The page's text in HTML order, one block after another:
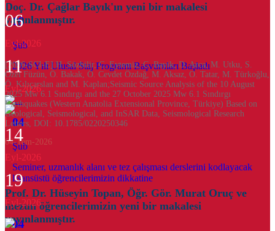
19
Şub
2026 Yılı Ulusal Staj Programı Başvuruları Başladı
04
Şub
Seminer, uzmanlık alanı ve tez çalışması derslerini kodlayacak
lisansüstü öğrencilerimizin dikkatine
04
Doç. Dr. Çağlar Bayık'ın yeni bir makalesi
yayınlanmıştır.
[2026-SCI-E] H. Sözbilir, C. Eytemiz, C. Bayik, D. Arca, M. Utku, S.
Özel Füzün, Ö. Bakak, Ö. Cevdet Özdağ, M. Aksaz, O. Tatar, M. Türkoğlu,
Ö. Kılıçarslan and M. Kaplan;Seismic Source Analysis of the 10 August
2025 Mw 6.1 Sındırgı and the 27 October 2025 Mw 6.1 Sındırgı
Earthquakes (Western Anatolia Extensional Province, Türkiye) Based on
Geological, Seismological, and InSAR Data, Seismological Research
Letters, DOI: 10.1785/0220250346
04-Tem-2026
Prof. Dr. Hüseyin Topan, Öğr. Gör. Murat Oruç ve
mezun öğrencilerimizin yeni bir makalesi
yayınlanmıştır.
06
Eyl-2026
11
Eyl-2026
14
Eyl-2026
19
Eyl-2026